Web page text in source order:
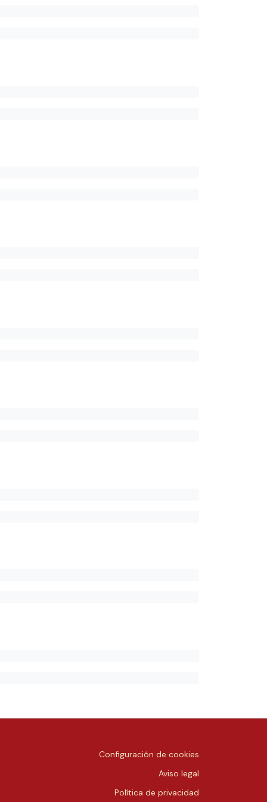
Configuración de cookies
Aviso legal
Política de privacidad